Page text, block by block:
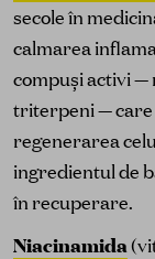
secole în
calmarea
compuși activi —
triterpeni — care
regenerarea
ingredientul de
în recuperare.
Niacinamida